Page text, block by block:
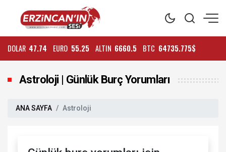
DOLAR 47.74 EURO 55.25 ALTIN 6660.5 BTC 64735.775$
Astroloji | Günlük Burç Yorumları
ANA SAYFA Astroloji